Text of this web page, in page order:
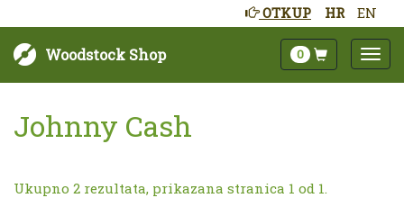
HR EN
OTKUP
Woodstock Shop 0
Johnny Cash
Ukupno 2 rezultata, prikazana stranica 1 od 1.